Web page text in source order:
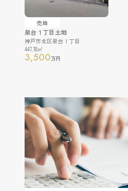
売地
泉台１丁目土地
神戸市北区泉台１丁目
447.18㎡
3,500万円